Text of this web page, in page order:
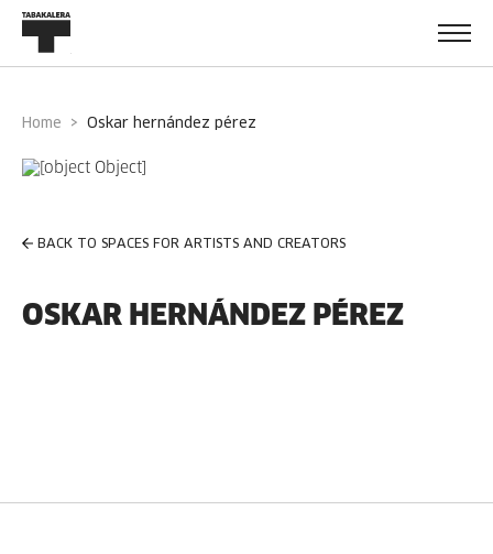
Home oskar hernández pérez
BACK TO SPACES FOR ARTISTS AND CREATORS
OSKAR HERNÁNDEZ PÉREZ